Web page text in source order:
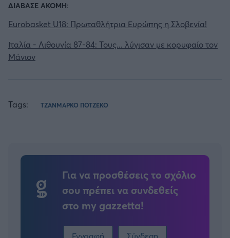
ΔΙΑΒΑΣΕ ΑΚΟΜΗ:
Eurobasket U18: Πρωταθλήτρια Ευρώπης η Σλοβενία!
Ιταλία - Λιθουνία 87-84: Τους... λύγισαν με κορυφαίο τον
Μάνιον
Tags: ΤΖΑΝΜΑΡΚΟ ΠΟΤΖΕΚΟ
Για να προσθέσεις το σχόλιο
σου πρέπει να συνδεθείς
στο my gazzetta!
Εγγραφή Σύνδεση